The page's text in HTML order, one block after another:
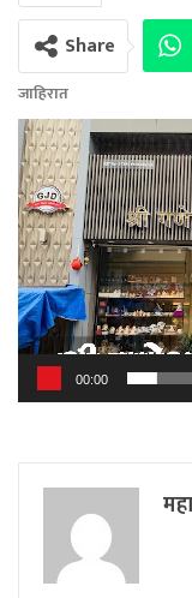
Share
जाहिरात
00:00